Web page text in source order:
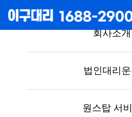
회사소개
법인대리운
원스탑 서